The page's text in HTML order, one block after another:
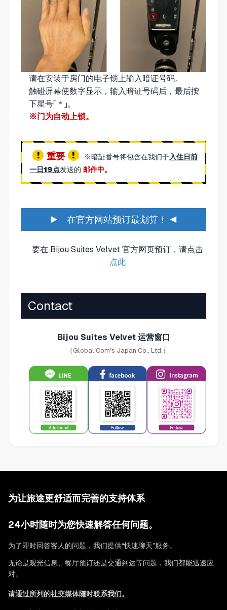
请在安装于房门的电子锁上输入暗证号码。
触碰屏幕使数字显示，输入暗证号码后，最后按
下星号「＊」。
※门为自动上锁。
重要 ※暗証番号将包含在我们于入住日前
一日19点发送的 邮件中。
▶ 在官方网站预订最划算！ ◀
要在 Bijou Suites Velvet 官方网页预订，请点击
点此
Contact
Bijou Suites Velvet 运营窗口
（Global Com's Japan Co., Ltd.）
为让旅途更舒适而完善的支持体系
24小时随时为您快速解答任何问题。
为了即时回答客人的问题，我们提供“快速聊天”服务。
无论是观光信息、餐厅预订还是交通到达等问题，我们都能迅速应
对。
请通过所列的社交媒体随时联系我们。